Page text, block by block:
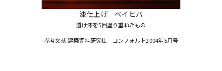
漆仕上げ ベイヒバ
透け漆を5回塗り重ねたもの
参考文献:建築資料研究社 コンフォルト2004年5月号